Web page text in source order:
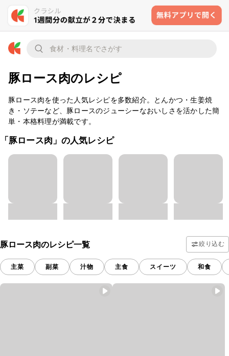
豚ロース肉のレシピ
豚ロース肉を使った人気レシピを多数紹介。とんかつ・生姜焼
き・ソテーなど、豚ロースのジューシーなおいしさを活かした簡
単・本格料理が満載です。
「豚ロース肉」の人気レシピ
豚ロース肉のレシピ一覧 絞り込む
主菜 副菜 汁物 主食 スイーツ 和食